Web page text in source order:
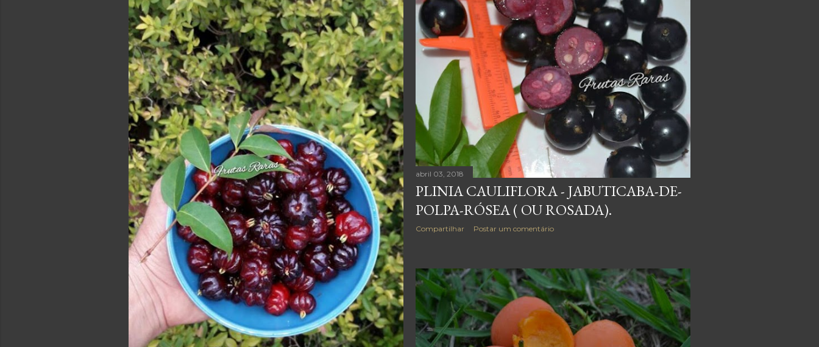
abril 03, 2018
PLINIA CAULIFLORA - JABUTICABA-DE-
POLPA-RÓSEA ( OU ROSADA).
Compartilhar Postar um comentário